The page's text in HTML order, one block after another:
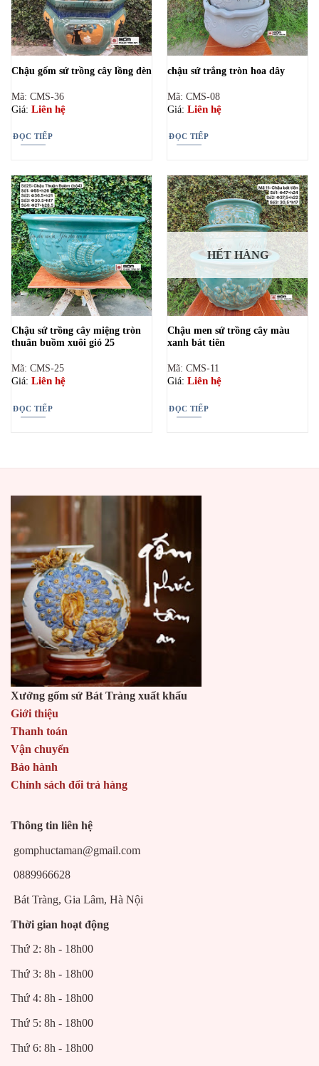
Chậu gốm sứ trồng cây lồng đèn
Mã: CMS-36
Giá: Liên hệ
ĐỌC TIẾP
chậu sứ trắng tròn hoa dây
Mã: CMS-08
Giá: Liên hệ
ĐỌC TIẾP
Chậu sứ trồng cây miệng tròn
thuân buồm xuôi gió 25
Mã: CMS-25
Giá: Liên hệ
ĐỌC TIẾP
HẾT HÀNG
Chậu men sứ trồng cây màu
xanh bát tiên
Mã: CMS-11
Giá: Liên hệ
ĐỌC TIẾP
Xưởng gốm sứ Bát Tràng xuất khẩu
Giới thiệu
Thanh toán
Vận chuyển
Bảo hành
Chính sách đổi trả hàng
Thông tin liên hệ
gomphuctaman@gmail.com
0889966628
Bát Tràng, Gia Lâm, Hà Nội
Thời gian hoạt động
Thứ 2: 8h - 18h00
Thứ 3: 8h - 18h00
Thứ 4: 8h - 18h00
Thứ 5: 8h - 18h00
Thứ 6: 8h - 18h00